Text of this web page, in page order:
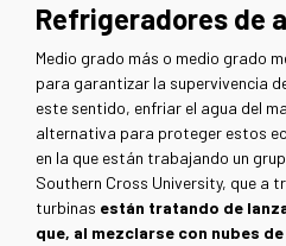
Refrigeradores de
Medio grado más o medio grado
para garantizar la supervivencia
este sentido, enfriar el agua del
alternativa para proteger estos
en la que están trabajando un
Southern Cross University, que a
turbinas están tratando de
que, al mezclarse con nubes